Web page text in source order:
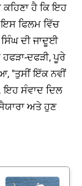
ਹੈ ਕਿ ਇਹ
ਇਸ ਫਿਲਮ ਵਿੱਚ
ਦੀ ਜਾਦੂਈ
ਦਫੜੀ, ਪੂਰੇ
"ਤੁਸੀਂ ਇੱਕ ਨਵੀਂ
ਇਹ ਸੰਵਾਦ ਦਿਲ
ਅਤੇ ਹੁਣ